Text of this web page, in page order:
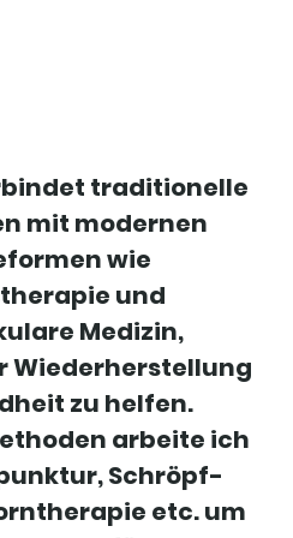
traditionelle
mit modernen
wie
und
Medizin,
Wiederherstellung
zu helfen.
arbeite ich
Schröpf-
etc. um